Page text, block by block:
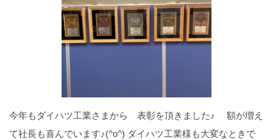
今年もダイハツ工業さまから 表彰を頂きました♪ 額が増え
て社長も喜んでいます♪(^o^) ダイハツ工業様も大変なときで